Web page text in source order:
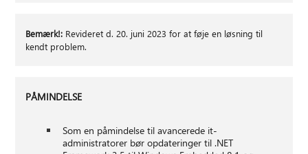
Bemærk!: Revideret d. 20. juni 2023 for at føje en løsning til
kendt problem.
PÅMINDELSE
Som en påmindelse til avancerede it-
administratorer bør opdateringer til .NET